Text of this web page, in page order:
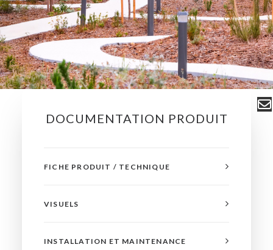
DOCUMENTATION PRODUIT
FICHE PRODUIT / TECHNIQUE
VISUELS
INSTALLATION ET MAINTENANCE